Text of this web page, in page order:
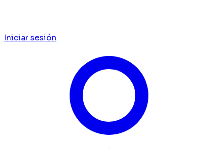
Iniciar sesión